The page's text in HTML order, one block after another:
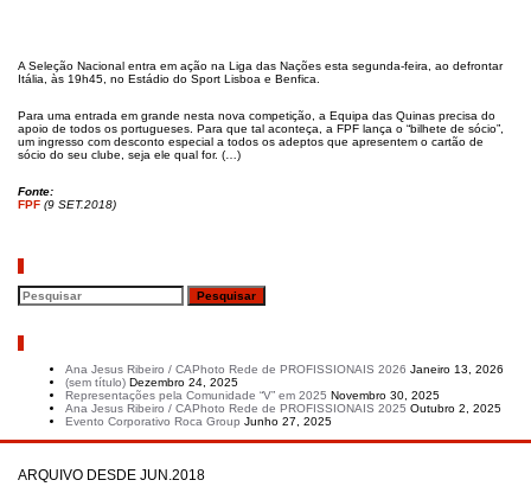
A Seleção Nacional entra em ação na Liga das Nações esta segunda-feira, ao defrontar
Itália, às 19h45, no Estádio do Sport Lisboa e Benfica.
Para uma entrada em grande nesta nova competição, a Equipa das Quinas precisa do
apoio de todos os portugueses. Para que tal aconteça, a FPF lança o “bilhete de sócio”,
um ingresso com desconto especial a todos os adeptos que apresentem o cartão de
sócio do seu clube, seja ele qual for. (…)
Fonte:
FPF (9 SET.2018)
Ana Jesus Ribeiro / CAPhoto Rede de PROFISSIONAIS 2026 Janeiro 13, 2026
(sem título) Dezembro 24, 2025
Representações pela Comunidade “V” em 2025 Novembro 30, 2025
Ana Jesus Ribeiro / CAPhoto Rede de PROFISSIONAIS 2025 Outubro 2, 2025
Evento Corporativo Roca Group Junho 27, 2025
ARQUIVO DESDE JUN.2018